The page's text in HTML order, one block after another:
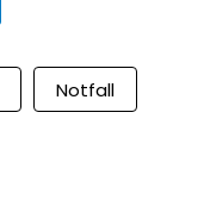
Notfall